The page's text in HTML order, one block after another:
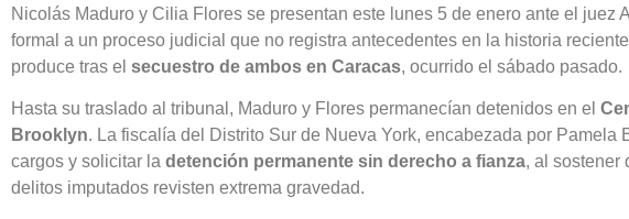
Nicolás Maduro y Cilia Flores se presentan este lunes 5 de enero ante el juez
formal a un proceso judicial que no registra antecedentes en la historia
produce tras el secuestro de ambos en Caracas, ocurrido el sábado pasado.
Hasta su traslado al tribunal, Maduro y Flores permanecían detenidos en el
Brooklyn. La fiscalía del Distrito Sur de Nueva York, encabezada por Pamela
cargos y solicitar la detención permanente sin derecho a fianza, al sostener
delitos imputados revisten extrema gravedad.